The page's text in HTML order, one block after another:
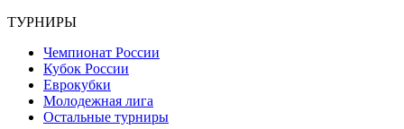
ТУРНИРЫ
Чемпионат России
Кубок России
Еврокубки
Молодежная лига
Остальные турниры